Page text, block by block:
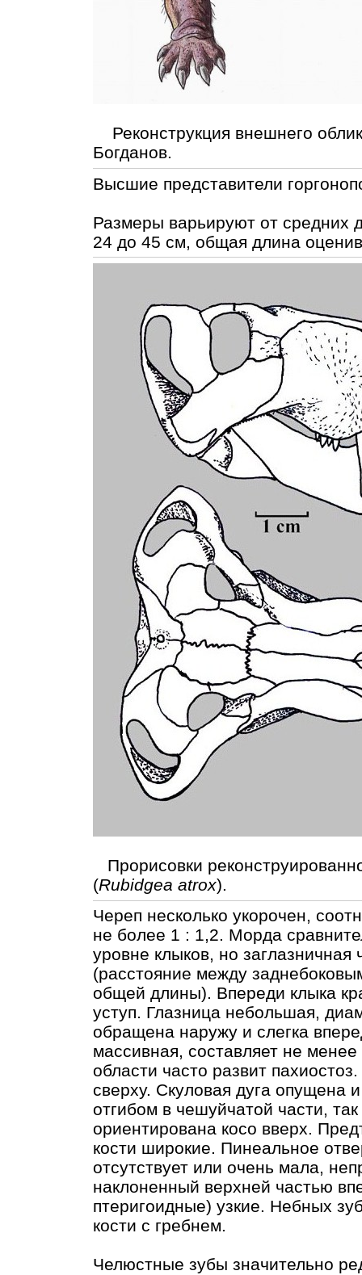
Реконструкция внешнего
Богданов.
Высшие представители
Размеры варьируют от средних
24 до 45 см, общая длина
Прорисовки
(Rubidgea atrox).
Череп несколько укорочен,
не более 1 : 1,2. Морда
уровне клыков, но
(расстояние между
общей длины). Впереди клыка
уступ. Глазница небольшая,
обращена наружу и слегка
массивная, составляет не
области часто развит
сверху. Скуловая дуга опущена
отгибом в чешуйчатой части,
ориентирована косо вверх.
кости широкие. Пинеальное
отсутствует или очень мала,
наклоненный верхней частью
птеригоидные) узкие. Небных
кости с гребнем.
Челюстные зубы значительно